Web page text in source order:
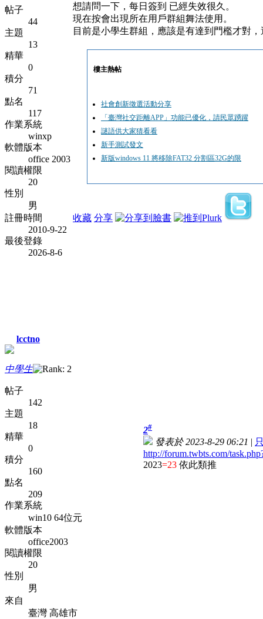
帖子
44
主題
13
精華
0
積分
71
點名
117
作業系統
winxp
軟體版本
office 2003
閱讀權限
20
性別
男
註冊時間
2010-9-22
最後登錄
2026-8-6
想請問一下，每日簽到 已經失效很久。
現在按會出現所在用戶群組舞法使用。
目前是小學生群組，應該是有達到門檻才對
樓主熱帖
社會創新徵選活動分享
「臺灣社交距離APP」功能已優化，請民眾踴躍
謎語供大家猜看看
新手測試發文
新版windows 11 將移除FAT32 分割區32G的限
收藏 分享
lcctno
中學生
帖子
142
主題
18
精華
0
積分
160
點名
209
作業系統
win10 64位元
軟體版本
office2003
閱讀權限
20
性別
男
來自
臺灣 高雄市
2#
發表於 2023-8-29 06:21 |
http://forum.twbts.com/
2023=23 依此類推